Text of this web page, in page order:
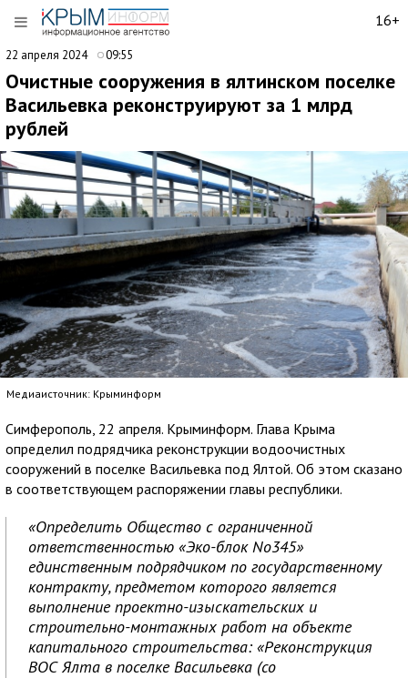
16+
22 апреля 2024 09:55
Очистные сооружения в ялтинском поселке
Васильевка реконструируют за 1 млрд
рублей
Медиаисточник: Крыминформ
Симферополь, 22 апреля. Крыминформ. Глава Крыма
определил подрядчика реконструкции водоочистных
сооружений в поселке Васильевка под Ялтой. Об этом сказано
в соответствующем распоряжении главы республики.
«Определить Общество с ограниченной
ответственностью «Эко-блок No345»
единственным подрядчиком по государственному
контракту, предметом которого является
выполнение проектно-изыскательских и
строительно-монтажных работ на объекте
капитального строительства: «Реконструкция
ВОС Ялта в поселке Васильевка (со